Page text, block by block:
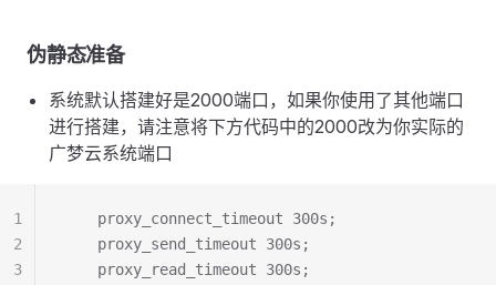
伪静态准备
系统默认搭建好是2000端口，如果你使用了其他端口
进行搭建，请注意将下方代码中的2000改为你实际的
广梦云系统端口
    proxy_connect_timeout 300s;
    proxy_send_timeout 300s;
    proxy_read_timeout 300s;
1
2
3